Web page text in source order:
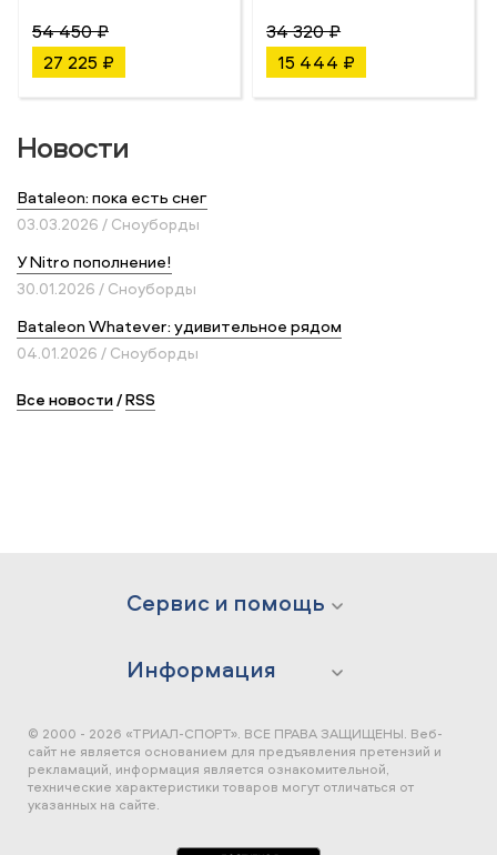
54 450 ₽
27 225 ₽
34 320 ₽
15 444 ₽
Новости
Bataleon: пока есть снег
03.03.2026 / Сноуборды
У Nitro пополнение!
30.01.2026 / Сноуборды
Bataleon Whatever: удивительное рядом
04.01.2026 / Сноуборды
Все новости/RSS
Сервис и помощь
Информация
© 2000 - 2026 «ТРИАЛ-СПОРТ». ВСЕ ПРАВА ЗАЩИЩЕНЫ. Веб-
сайт не является основанием для предъявления претензий и
рекламаций, информация является ознакомительной,
технические характеристики товаров могут отличаться от
указанных на сайте.